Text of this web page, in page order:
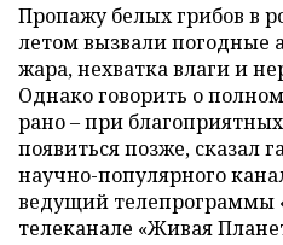
Пропажу белых грибов в
летом вызвали погодные
жара, нехватка влаги и
Однако говорить о
рано – при
появиться позже, сказал
научно-популярного
ведущий телепрограммы
телеканале «Живая